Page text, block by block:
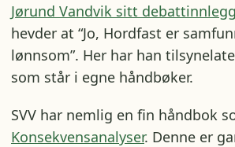
Jørund Vandvik sitt debattinnlegg
hevder at “Jo, Hordfast er
lønnsom”. Her har han
som står i egne håndbøker.
SVV har nemlig en fin håndbok
Konsekvensanalyser. Denne er